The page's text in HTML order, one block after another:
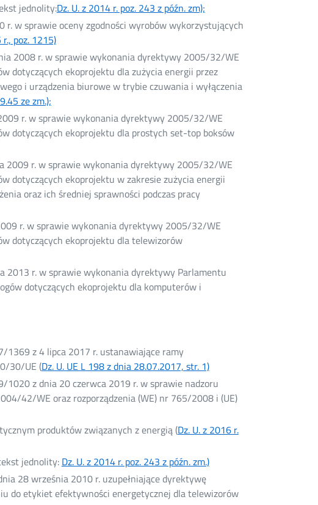
nowym
oknie
jednolity:Dz. U. z 2014 r. poz. 243 z późn. zm);
w
oknie
w sprawie oceny zgodności wyrobów wykorzystujących
r., poz. 1215)Otwórz
w
nowym
oknie
2008 r. w sprawie wykonania dyrektywy 2005/32/WE
dotyczących ekoprojektu dla zużycia energii przez
i urządzenia biurowe w trybie czuwania i wyłączenia
ze zm.);
w
nowym
r. w sprawie wykonania dyrektywy 2005/32/WE
dotyczących ekoprojektu dla prostych set-top boksów
2009 r. w sprawie wykonania dyrektywy 2005/32/WE
dotyczących ekoprojektu w zakresie zużycia energii
oraz ich średniej sprawności podczas pracy
r. w sprawie wykonania dyrektywy 2005/32/WE
dotyczących ekoprojektu dla telewizorów
2013 r. w sprawie wykonania dyrektywy Parlamentu
dotyczących ekoprojektu dla komputerów i
1369 z 4 lipca 2017 r. ustanawiające ramy
30/UE (Dz. U. UE L 198 z dnia 28.07.2017, str. 1)Otwórz
w
nowym
1020 z dnia 20 czerwca 2019 r. w sprawie nadzoru
42/WE oraz rozporządzenia (WE) nr 765/2008 i (UE)
produktów związanych z energią (Dz. U. z 2016 r.
jednolity: Dz. U. z 2014 r. poz. 243 z późn. zm.)Otwórz
nowym
28 września 2010 r. uzupełniające dyrektywę
do etykiet efektywności energetycznej dla telewizorów